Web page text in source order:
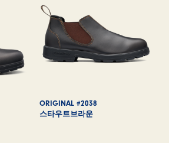
ORIGINAL #2038
스타우트브라운